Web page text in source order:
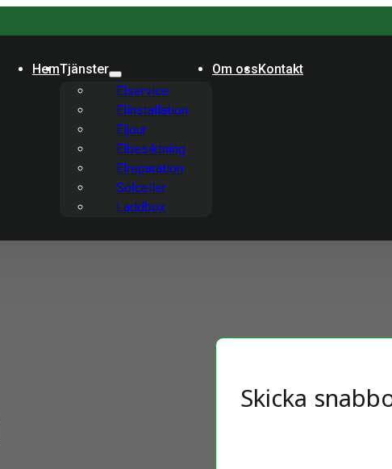
HemTjänster
Elservice
Elinstallation
Eljour
Elbesiktning
Elreparation
Solceller
Laddbox
Om ossKontakt
Skicka